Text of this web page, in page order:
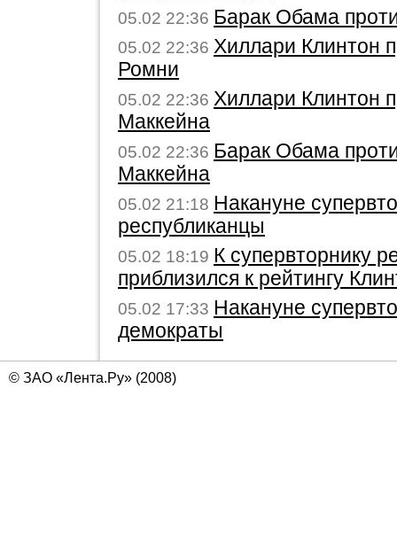
05.02 22:36 Барак Обама
05.02 22:36 Хиллари Клинтон
Ромни
05.02 22:36 Хиллари Клинтон
Маккейна
05.02 22:36 Барак Обама
Маккейна
05.02 21:18 Накануне
республиканцы
05.02 18:19 К супервторнику
приблизился к рейтингу
05.02 17:33 Накануне
демократы
© ЗАО «Лента.Ру» (2008)